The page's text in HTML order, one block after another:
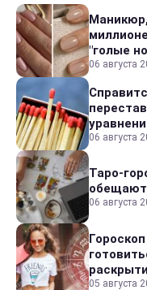
"голые
06 августа
06 августа
Таро-
обещают
06 августа
05 августа